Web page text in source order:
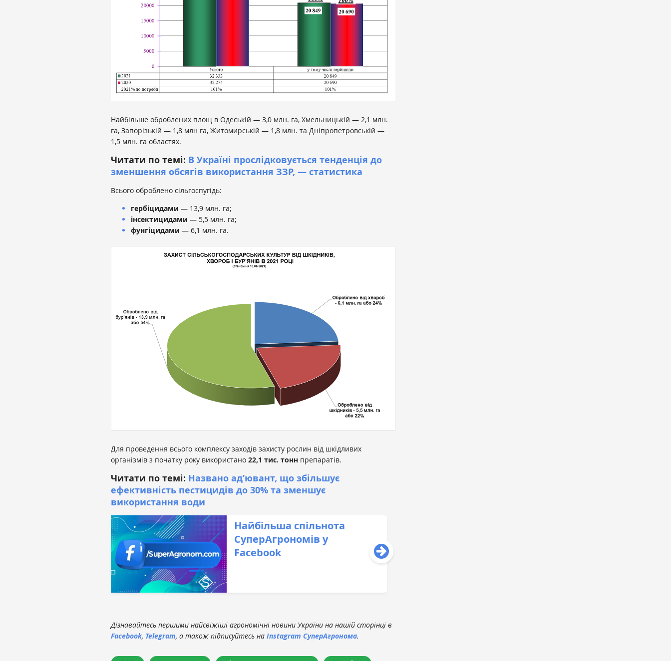
Найбільше оброблених площ в Одеській — 3,0 млн. га, Хмельницькій — 2,1 млн.
га, Запорізькій — 1,8 млн га, Житомирській — 1,8 млн. та Дніпропетровській —
1,5 млн. га областях.
Читати по темі: В Україні прослідковується тенденція до
зменшення обсягів використання ЗЗР, — статистика
Всього оброблено сільгоспугідь:
гербіцидами — 13,9 млн. га;
інсектицидами — 5,5 млн. га;
фунгіцидами — 6,1 млн. га.
Для проведення всього комплексу заходів захисту рослин від шкідливих
організмів з початку року використано 22,1 тис. тонн препаратів.
Читати по темі: Названо ад’ювант, що збільшує
ефективність пестицидів до 30% та зменшує
використання води
Найбільша спільнота
СуперАгрономів у
Facebook
Дізнавайтесь першими найсвіжіші агрономічні новини України на нашій сторінці в
Facebook, Telegram, а також підписуйтесь на Instagram СуперАгронома.